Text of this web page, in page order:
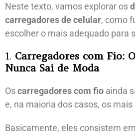
Neste texto, vamos explorar os
carregadores de celular, como
escolher o mais adequado para
1. Carregadores com Fio:
Nunca Sai de Moda
Oscarregadores com fio ainda
e, na maioria dos casos, os
Basicamente, eles consistem